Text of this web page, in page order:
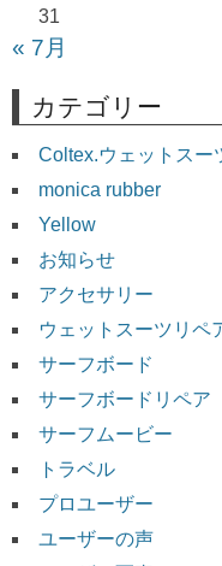
31
« 7月
カテゴリー
Coltex.ウェットスー
monica rubber
Yellow
お知らせ
アクセサリー
ウェットスーツリペ
サーフボード
サーフボードリペア
サーフムービー
トラベル
プロユーザー
ユーザーの声